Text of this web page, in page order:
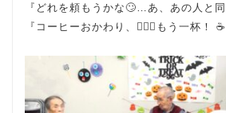
『どれを頼もうかな🙄…あ、あの人と同
『コーヒーおかわり、🙋🏻‍♂️もう一杯！ ☕